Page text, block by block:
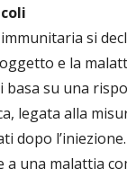
si
e la
basa su una
legata alla
dopo
a una malattia